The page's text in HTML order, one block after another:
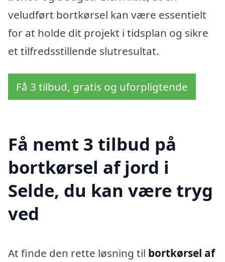
veludført bortkørsel kan være essentielt
for at holde dit projekt i tidsplan og sikre
et tilfredsstillende slutresultat.
Få 3 tilbud, gratis og uforpligtende
Få nemt 3 tilbud på
bortkørsel af jord i
Selde, du kan være tryg
ved
At finde den rette løsning til bortkørsel af